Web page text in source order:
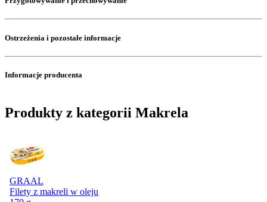
Ostrzeżenia i pozostałe informacje
Informacje producenta
Produkty z kategorii Makrela
GRAAL
Filety z makreli w oleju